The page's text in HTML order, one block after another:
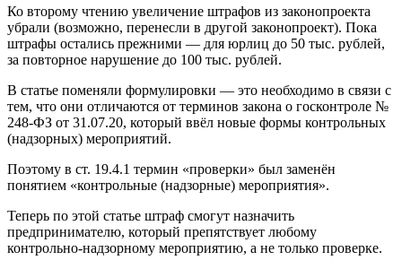
Ко второму чтению увеличение штрафов из законопроекта
убрали (возможно, перенесли в другой законопроект). Пока
штрафы остались прежними — для юрлиц до 50 тыс. рублей,
за повторное нарушение до 100 тыс. рублей.
В статье поменяли формулировки — это необходимо в связи с
тем, что они отличаются от терминов закона о госконтроле №
248-ФЗ от 31.07.20, который ввёл новые формы контрольных
(надзорных) мероприятий.
Поэтому в ст. 19.4.1 термин «проверки» был заменён
понятием «контрольные (надзорные) мероприятия».
Теперь по этой статье штраф смогут назначить
предпринимателю, который препятствует любому
контрольно-надзорному мероприятию, а не только проверке.